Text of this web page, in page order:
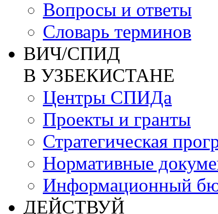
Вопросы и ответы
Словарь терминов
ВИЧ/СПИД
В УЗБЕКИСТАНЕ
Центры СПИДа
Проекты и гранты
Стратегическая
Нормативные
Информационный
ДЕЙСТВУЙ